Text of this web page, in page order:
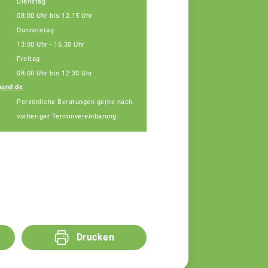
08:00 Uhr bis 12.15 Uhr
Donnerstag
13:00 Uhr - 16.30 Uhr
Freitag
08:00 Uhr bis 12:30 Uhr
Persönliche Beratungen gerne nach
vorheriger Terminvereinbarung
Drucken